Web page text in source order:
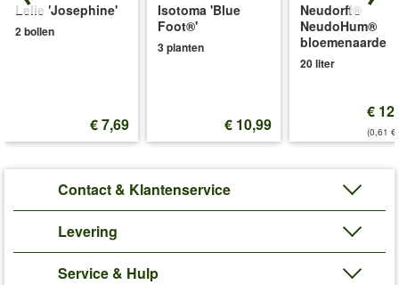
Lelie 'Josephine'
2 bollen
€ 7,69
Isotoma 'Blue
Foot®'
3 planten
€ 10,99
Neudorff®
NeudoHum®
bloemenaarde
20 liter
€
(0,61
Contact & Klantenservice
Levering
Service & Hulp